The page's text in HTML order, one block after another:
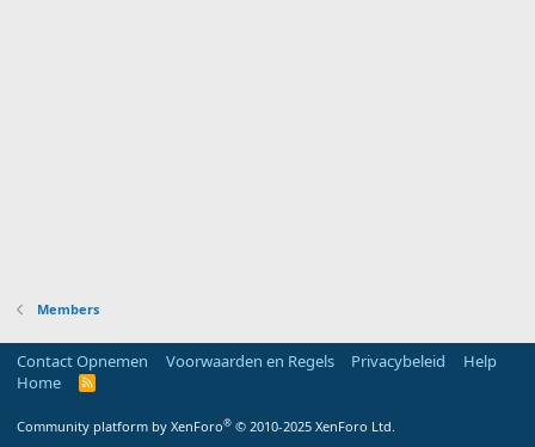
Members
Contact Opnemen Voorwaarden en Regels Privacybeleid
Help
Home
R
Community platform by XenForo® © 2010-2025 XenForo Ltd.